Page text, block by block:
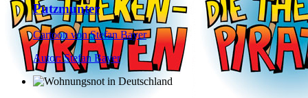
Putzmunter
Cartoon von Stefan Bayer
Autor: Stefan Bayer